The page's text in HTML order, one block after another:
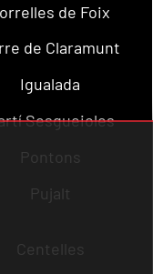
de Foix
de Claramunt
Igualada
Sesgueioles
Pontons
Pujalt
Centelles